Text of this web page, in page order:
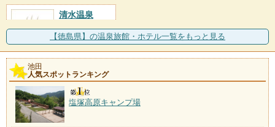
清水温泉
【徳島県】の温泉旅館・ホテル一覧をもっと見る
池田
人気スポットランキング
塩塚高原キャンプ場